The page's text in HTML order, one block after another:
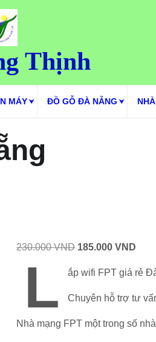
Thịnh
MÁY ĐỒ GỖ ĐÀ NẴNG
230.000VND Giá
là:
230.000 VND.
185.000VND
tại
là:
L ắp wifi FPT giá rẻ
Chuyên hỗ trợ tư
Nhà mạng FPT một trong số